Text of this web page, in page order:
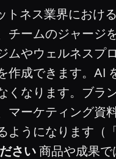
トネス業界におけ
ームのジャージ
ムやウェルネスプ
成できます。AI
なります。ブラ
ーケティング資
うになります（
さい 商品や成果